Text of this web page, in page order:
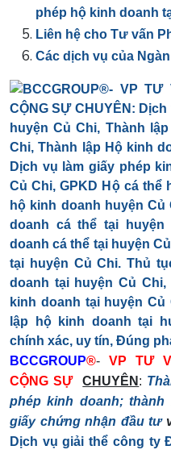
phép hộ kinh doanh
Liên hệ cho Tư vấn
Các dịch vụ của
BCCGROUP®- VP TƯ
CỘNG SỰ
CHUYÊN :
phép kinh doanh; thành
giấy chứng nhận đầu tư
Dịch vụ giải thể công ty